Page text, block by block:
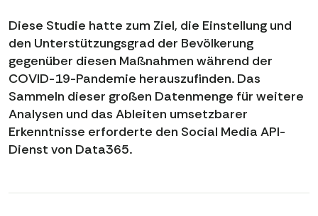
Diese Studie hatte zum Ziel, die Einstellung und
den Unterstützungsgrad der Bevölkerung
gegenüber diesen Maßnahmen während der
COVID-19-Pandemie herauszufinden. Das
Sammeln dieser großen Datenmenge für weitere
Analysen und das Ableiten umsetzbarer
Erkenntnisse erforderte den Social Media API-
Dienst von Data365.